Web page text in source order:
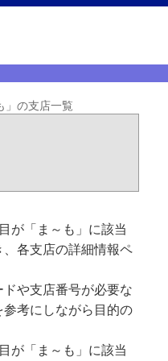
」の支店一覧
が「ま～も」に該当
各支店の詳細情報ペ
や支店番号が必要な
考にしながら目的の
が「ま～も」に該当